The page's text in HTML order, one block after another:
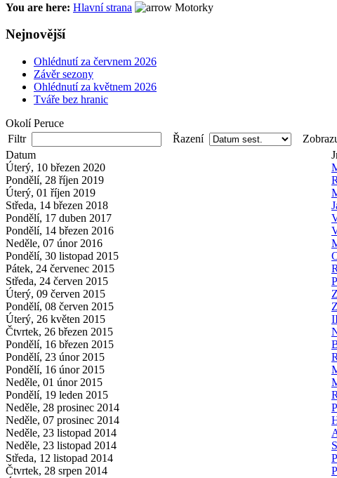
You are here: Hlavní strana Motorky
Nejnovější
Ohlédnutí za červnem 2026
Závěr sezony
Ohlédnutí za květnem 2026
Tváře bez hranic
Okolí Peruce
Filtr
Řazení
Datum
Úterý, 10 březen 2020
Pondělí, 28 říjen 2019
Úterý, 01 říjen 2019
Středa, 14 březen 2018
Pondělí, 17 duben 2017
Pondělí, 14 březen 2016
Neděle, 07 únor 2016
Pondělí, 30 listopad 2015
Pátek, 24 červenec 2015
Středa, 24 červen 2015
Úterý, 09 červen 2015
Pondělí, 08 červen 2015
Úterý, 26 květen 2015
Čtvrtek, 26 březen 2015
Pondělí, 16 březen 2015
Pondělí, 23 únor 2015
Pondělí, 16 únor 2015
Neděle, 01 únor 2015
Pondělí, 19 leden 2015
Neděle, 28 prosinec 2014
Neděle, 07 prosinec 2014
Neděle, 23 listopad 2014
Neděle, 23 listopad 2014
Středa, 12 listopad 2014
Čtvrtek, 28 srpen 2014